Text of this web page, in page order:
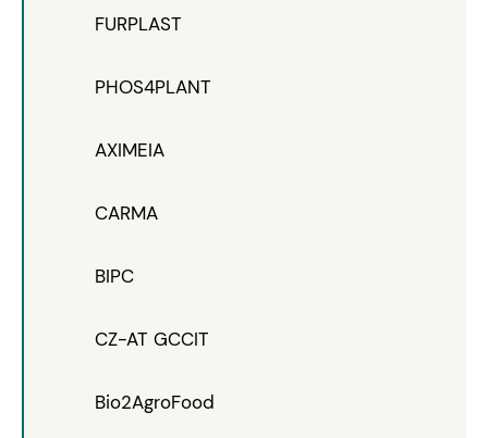
FURPLAST
PHOS4PLANT
AXIMEIA
CARMA
BIPC
CZ-AT GCCIT
Bio2AgroFood